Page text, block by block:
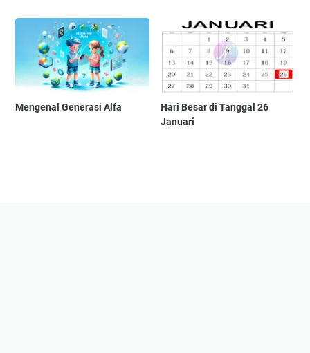
Mengenal Generasi Alfa
Hari Besar di Tanggal 26
Januari